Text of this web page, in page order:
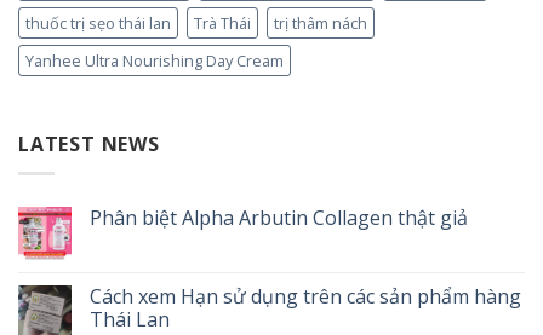
thuốc trị sẹo thái lan
Trà Thái
trị thâm nách
Yanhee Ultra Nourishing Day Cream
LATEST NEWS
Phân biệt Alpha Arbutin Collagen thật giả
Cách xem Hạn sử dụng trên các sản phẩm hàng
Thái Lan